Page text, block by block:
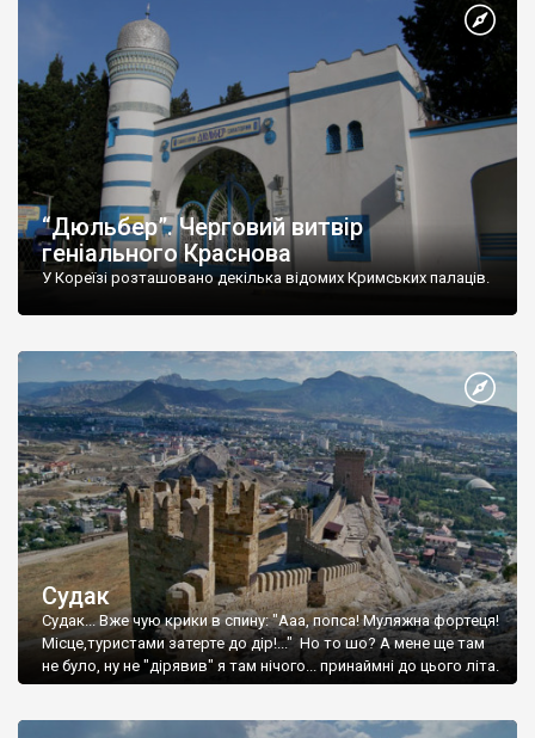
“Дюльбер”. Черговий витвір
геніального Краснова
У Кореїзі розташовано декілька відомих Кримських палаців.
Судак
Судак... Вже чую крики в спину: "Ааа, попса! Муляжна фортеця!
Місце,туристами затерте до дір!..." Но то шо? А мене ще там
не було, ну не "дірявив" я там нічого... принаймні до цього літа.